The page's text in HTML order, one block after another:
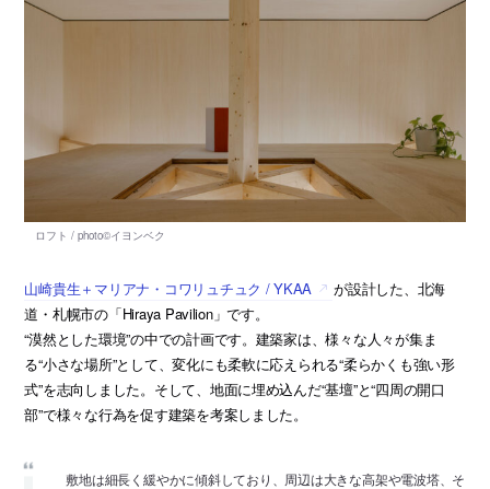
山崎貴生＋マリアナ・コワリュチュク / YKAA
が設計した、北海
道・札幌市の「Hiraya Pavilion」です。
“漠然とした環境”の中での計画です。建築家は、様々な人々が集ま
る“小さな場所”として、変化にも柔軟に応えられる“柔らかくも強い形
式”を志向しました。そして、地面に埋め込んだ“基壇”と“四周の開口
部”で様々な行為を促す建築を考案しました。
敷地は細長く緩やかに傾斜しており、周辺は大きな高架や電波塔、そ